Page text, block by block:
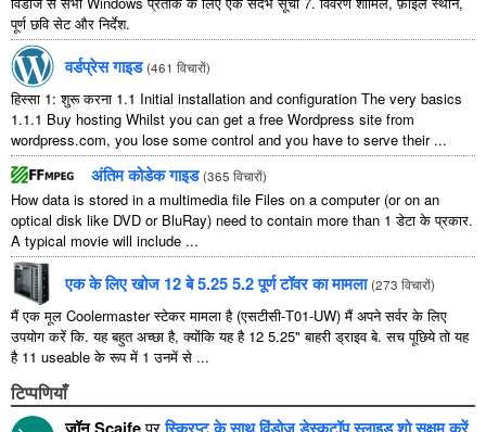
पूर्ण छवि सेट और निर्देश.
वर्डप्रेस गाइड (461 विचारों)
हिस्सा 1: शुरू करना 1.1 Initial installation and configuration The very basics
1.1.1 Buy hosting Whilst you can get a free Wordpress site from
wordpress.com, you lose some control and you have to serve their...
अंतिम कोडेक गाइड (365 विचारों)
How data is stored in a multimedia file Files on a computer(or on an
optical disk like DVD or BluRay) need to contain more than 1 डेटा के प्रकार.
A typical movie will include ...
एक के लिए खोज 12 बे 5.25 5.2 पूर्ण टॉवर का मामला (273 विचारों)
मैं एक मूल Coolermaster स्टेकर मामला है (एसटीसी-T01-UW) मैं अपने सर्वर के लिए
उपयोग करें कि. यह बहुत अच्छा है, क्योंकि यह है 12 5.25" बाहरी ड्राइव बे. सच पूछिये तो यह
है 11 useable के रूप में 1 उनमें से ...
टिप्पणियाँ
पर